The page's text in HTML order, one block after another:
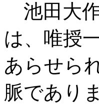
池田大
は、唯授
あらせら
脈であり